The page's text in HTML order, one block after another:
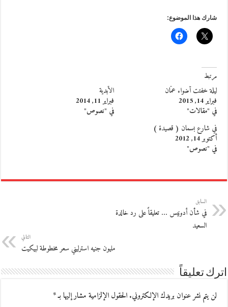
شارك هذا الموضوع:
مرتبط
ليلة خفتت أضواء عمّان
فبراير 14, 2015
في "مقالات"
الأبدية
فبراير 11, 2014
في "نصوص"
في شارع بسمان ( قصيدة )
أكتوبر 14, 2012
في "نصوص"
السابق
في شأن أدونيس … تعليقاً على رد خالدة
السعيد
التالي
مليون جنيه استرليني سعر مخطوطة لبيكيت
اترك تعليقاً
لن يتم نشر عنوان بريدك الإلكتروني.الحقول الإلزامية مشار إليها بـ*